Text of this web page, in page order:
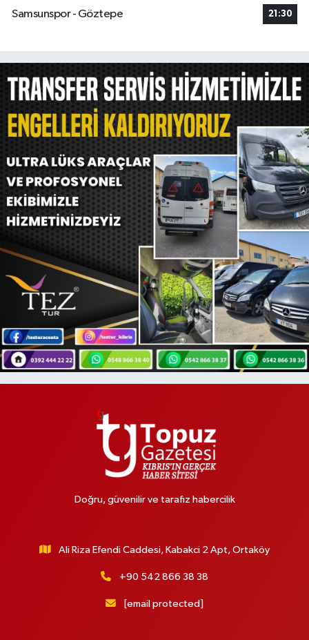
Samsunspor - Göztepe
21:30
Doğru, güvenilir ve tarafız habercilik
Ali Riza Efendi Caddesi, Kabakci 2 Apt, Ortaköy
+90 542 866 38 38
[email protected]